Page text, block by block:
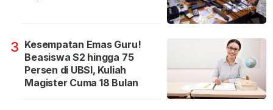
3 Kesempatan Emas Guru!
Beasiswa S2 hingga 75
Persen di UBSI, Kuliah
Magister Cuma 18 Bulan